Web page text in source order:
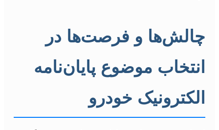
چالش‌ها و فرصت‌ها در
انتخاب موضوع پایان‌نامه
الکترونیک خودرو